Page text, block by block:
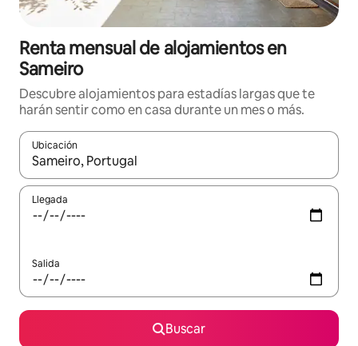
Renta mensual de alojamientos en
Sameiro
Descubre alojamientos para estadías largas que te
harán sentir como en casa durante un mes o más.
Ubicación
Cuando los resultados estén disponibles, navega con las
Llegada
Salida
Buscar